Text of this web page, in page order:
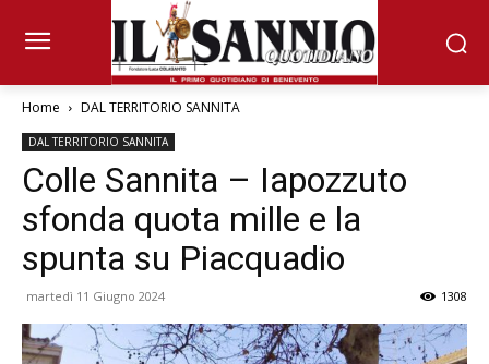
Home DAL TERRITORIO SANNITA
DAL TERRITORIO SANNITA
Colle Sannita – Iapozzuto
sfonda quota mille e la
spunta su Piacquadio
martedì 11 Giugno 2024 1308